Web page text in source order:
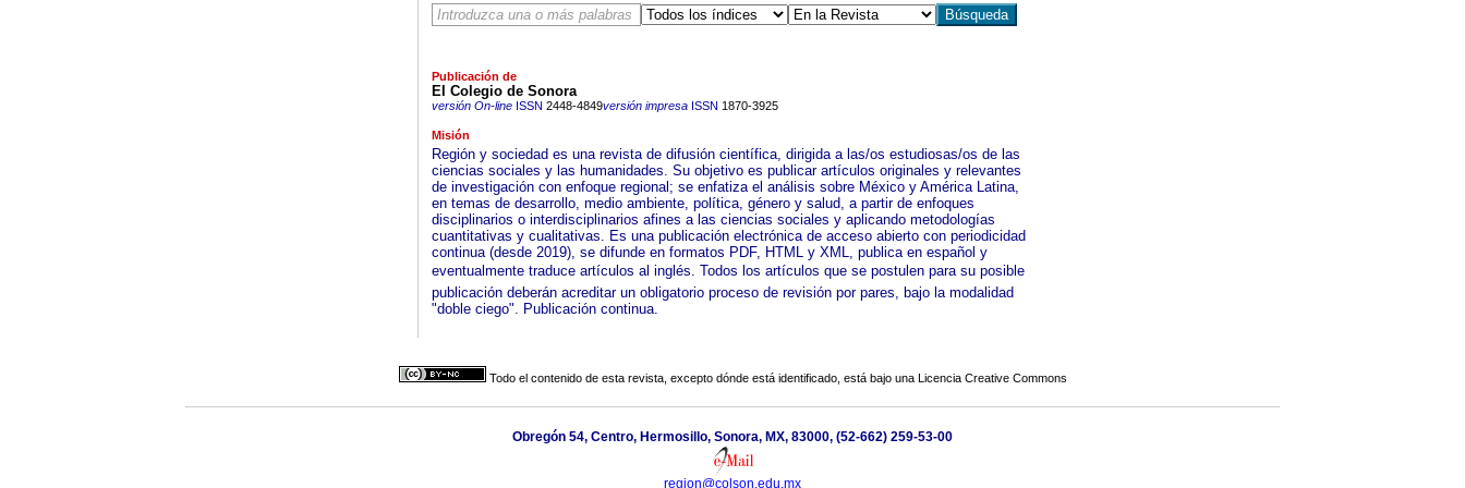
Publicación de
El Colegio de Sonora
versión On-lineISSN 2448-4849versión impresaISSN 1870-3925
Misión
Región y sociedad es una revista de difusión científica, dirigida a las/os estudiosas/os de las
ciencias sociales y las humanidades. Su objetivo es publicar artículos originales y relevantes
de investigación con enfoque regional; se enfatiza el análisis sobre México y América Latina,
en temas de desarrollo, medio ambiente, política, género y salud, a partir de enfoques
disciplinarios o interdisciplinarios afines a las ciencias sociales y aplicando metodologías
cuantitativas y cualitativas. Es una publicación electrónica de acceso abierto con periodicidad
continua (desde 2019), se difunde en formatos PDF, HTML y XML, publica en español y
eventualmente traduce artículos al inglés. Todos los artículos que se postulen para su posible
publicación deberán acreditar un obligatorio proceso de revisión por pares, bajo la modalidad
"doble ciego". Publicación continua.
Todo el contenido de esta revista, excepto dónde está identificado, está bajo una Licencia Creative Commons
Obregón 54, Centro, Hermosillo, Sonora, MX, 83000, (52-662) 259-53-00
region@colson.edu.mx